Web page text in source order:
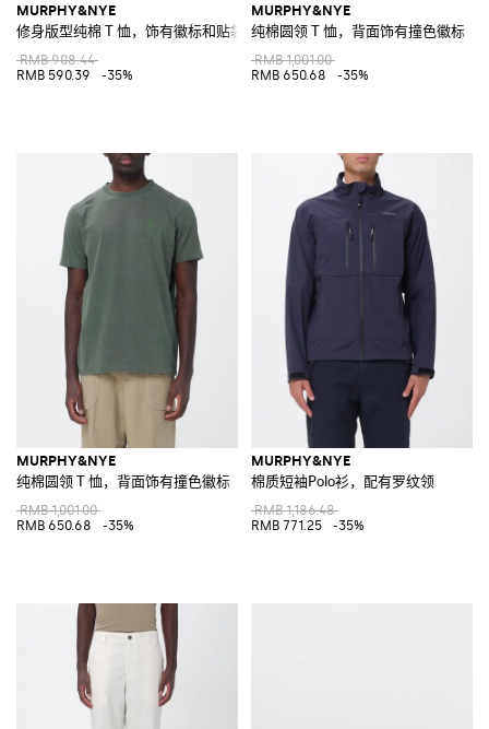
MURPHY&NYE
修身版型纯棉 T 恤，饰有徽标和贴袋
RMB 908.44
RMB 590.39
-35%
MURPHY&NYE
纯棉圆领 T 恤，背面饰有撞色徽标
RMB 1,001.00
RMB 650.68
-35%
MURPHY&NYE
纯棉圆领 T 恤，背面饰有撞色徽标
RMB 1,001.00
RMB 650.68
-35%
MURPHY&NYE
棉质短袖Polo衫，配有罗纹领
RMB 1,186.48
RMB 771.25
-35%